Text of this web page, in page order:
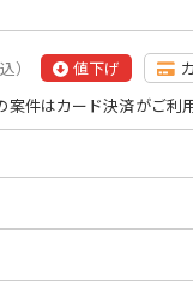
） 値下げ
件はカード決済がご利